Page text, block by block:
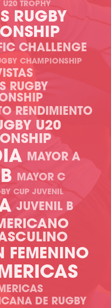
U20 TROPHY
RUGBY
CHALLENGE
CHAMPIONSHIP
RUGBY
RENDIMIENTO
U20
MAYOR A
MAYOR C
CUP JUVENIL
JUVENIL B
FEMENINO
DE RUGBY